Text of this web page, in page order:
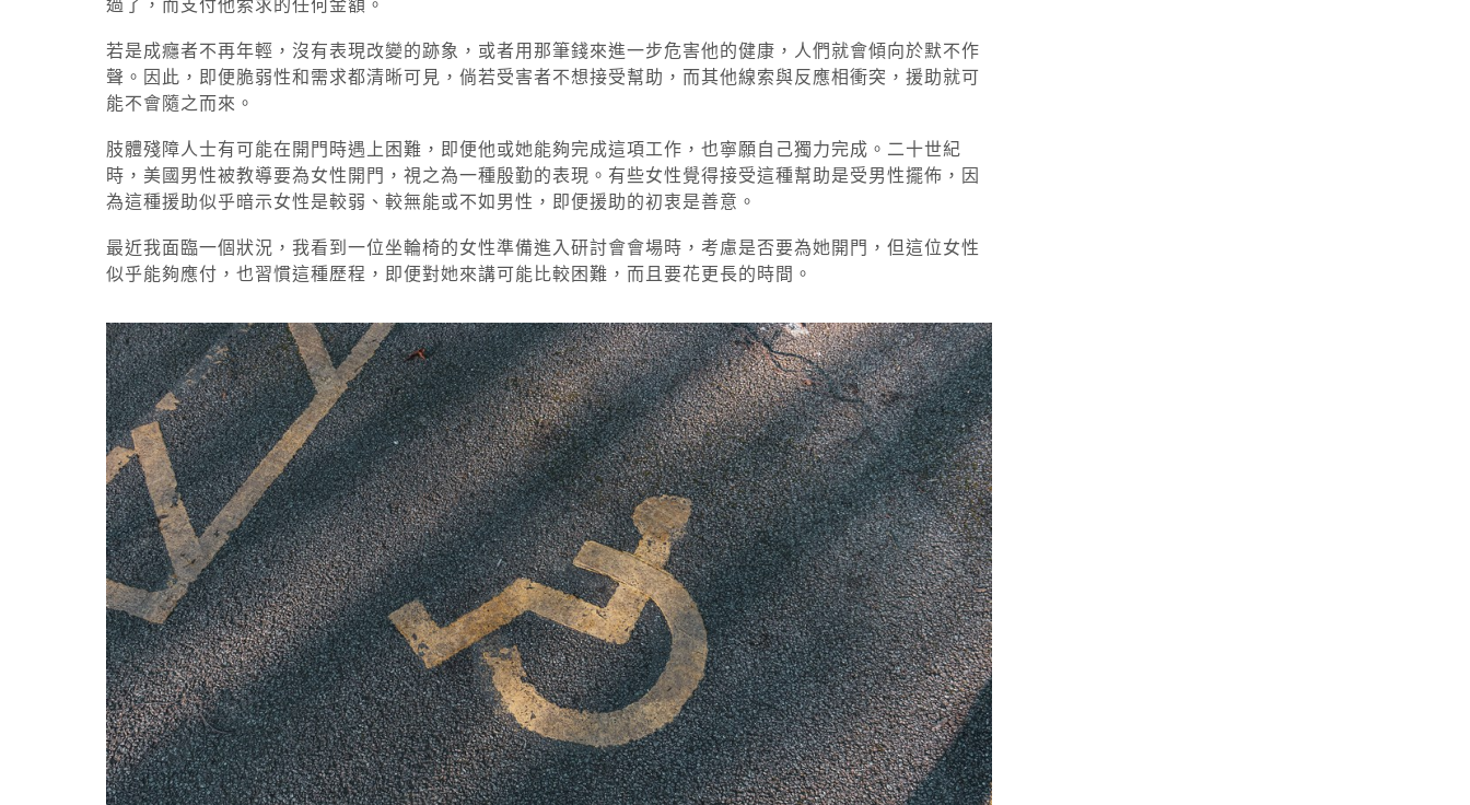
過了，而支付他索求的任何金額。
若是成癮者不再年輕，沒有表現改變的跡象，或者用那筆錢來進一步危害他的健康，人們就會傾向於默不作
聲。因此，即便脆弱性和需求都清晰可見，倘若受害者不想接受幫助，而其他線索與反應相衝突，援助就可
能不會隨之而來。
肢體殘障人士有可能在開門時遇上困難，即便他或她能夠完成這項工作，也寧願自己獨力完成。二十世紀
時，美國男性被教導要為女性開門，視之為一種殷勤的表現。有些女性覺得接受這種幫助是受男性擺佈，因
為這種援助似乎暗示女性是較弱、較無能或不如男性，即便援助的初衷是善意。
最近我面臨一個狀況，我看到一位坐輪椅的女性準備進入研討會會場時，考慮是否要為她開門，但這位女性
似乎能夠應付，也習慣這種歷程，即便對她來講可能比較困難，而且要花更長的時間。